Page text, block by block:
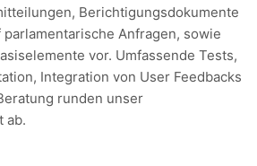
Berichtigungsdokumente
Anfragen, sowie
vor. Umfassende Tests,
Integration von User Feedbacks
runden unser
ab.